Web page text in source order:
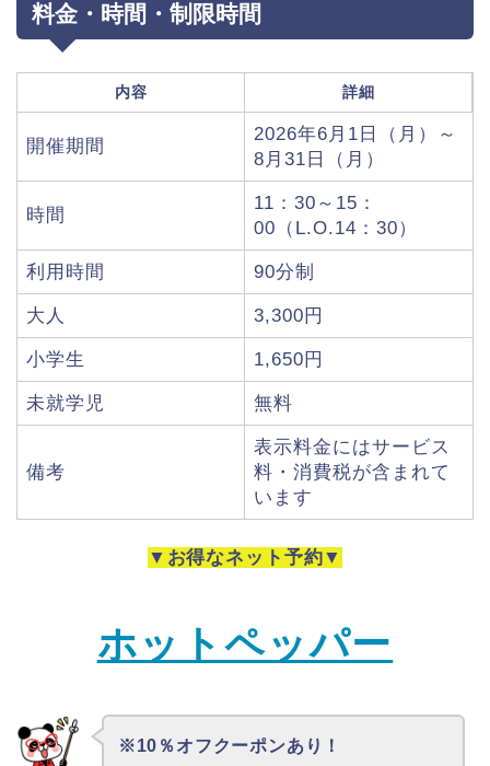
料金・時間・制限時間
内容 詳細
開催期間
2026年6月1日（月）～
8月31日（月）
時間
11：30～15：
00（L.O.14：30）
利用時間 90分制
大人 3,300円
小学生 1,650円
未就学児 無料
備考
表示料金にはサービス
料・消費税が含まれて
います
▼お得なネット予約▼
ホットペッパー
※10％オフクーポンあり！